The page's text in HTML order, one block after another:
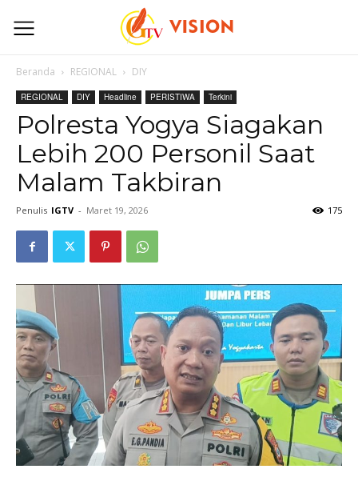
Beranda REGIONAL DIY
REGIONAL DIY Headline PERISTIWA Terkini
Polresta Yogya Siagakan
Lebih 200 Personil Saat
Malam Takbiran
Penulis IGTV - Maret 19, 2026 175